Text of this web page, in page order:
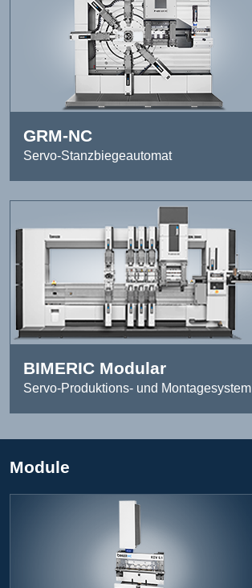
GRM-NC
Servo-Stanzbiegeautomat
BIMERIC Modular
Servo-Produktions- und Montagesystem
Module